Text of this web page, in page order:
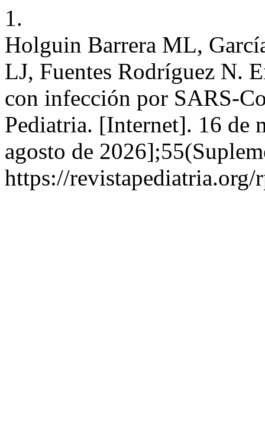
1.
Holguin Barrera ML,
LJ, Fuentes Rodríguez N.
con infección por SARS-
Pediatria. [Internet]. 16 de
agosto de
https://